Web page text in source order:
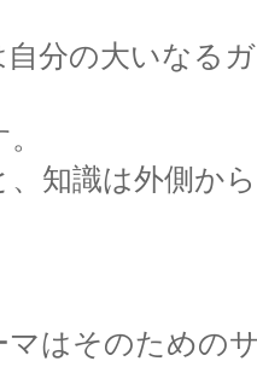
自分の大いなる
、知識は外側か
マはそのための